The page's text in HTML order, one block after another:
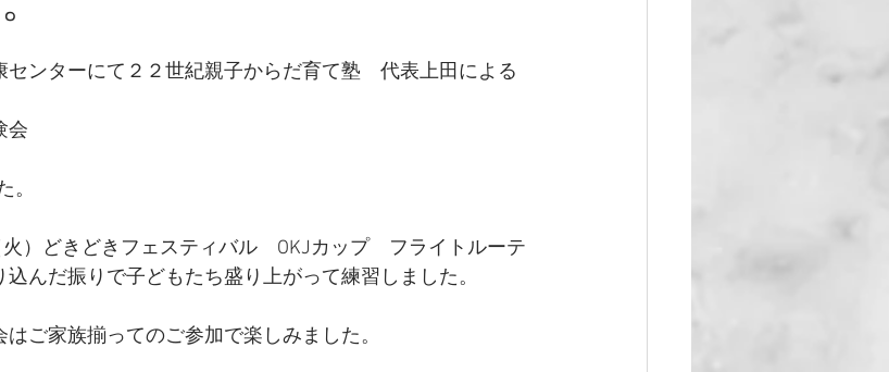
センターにて２２世紀親子からだ育て塾　代表上田による
会
。
）どきどきフェスティバル　OKJカップ　フライトルーテ
んだ振りで子どもたち盛り上がって練習しました。
ご家族揃ってのご参加で楽しみました。